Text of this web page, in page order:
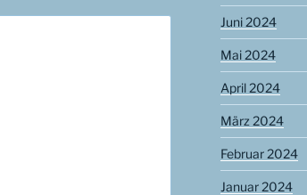
Juni 2024
Mai 2024
April 2024
März 2024
Februar 2024
Januar 2024